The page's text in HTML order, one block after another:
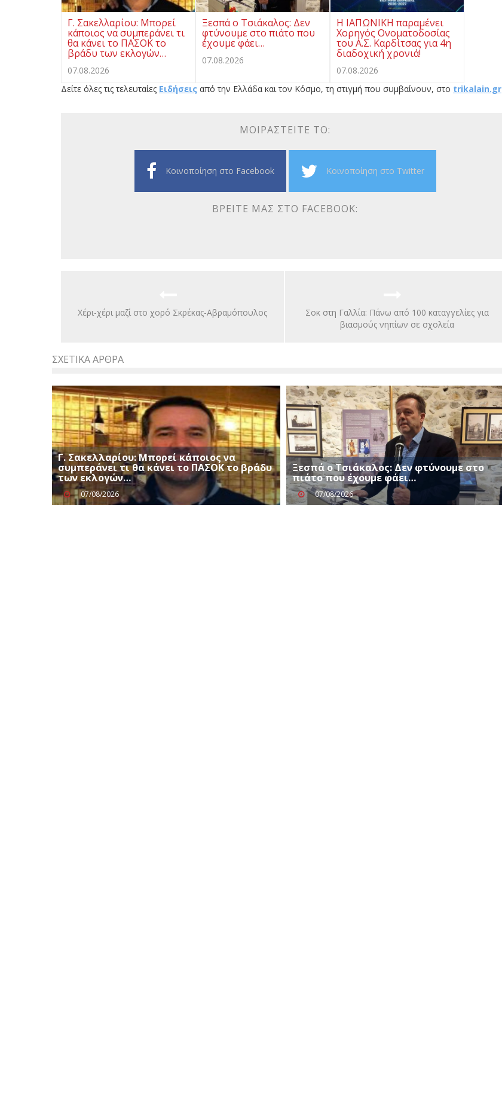
Γ. Σακελλαρίου: Μπορεί
κάποιος να συμπεράνει τι
θα κάνει το ΠΑΣΟΚ το
βράδυ των εκλογών…
07.08.2026
Ξεσπά ο Τσιάκαλος: Δεν
φτύνουμε στο πιάτο που
έχουμε φάει…
07.08.2026
Η ΙΑΠΩΝΙΚΗ παραμένει
Χορηγός Ονοματοδοσίας
του Α.Σ. Καρδίτσας για 4η
διαδοχική χρονιά!
07.08.2026
Δείτε όλες τις τελευταίες Ειδήσεις από την Ελλάδα και τον Κόσμο, τη στιγμή που συμβαίνουν, στο trikalain.gr
ΜΟΙΡΑΣΤΕΊΤΕ ΤΟ:
Κοινοποίηση στο Facebook Κοινοποίηση στο Twitter
ΒΡΕΊΤΕ ΜΑΣ ΣΤΟ FACEBOOK:
Χέρι-χέρι μαζί στο χορό Σκρέκας-Αβραμόπουλος
Σοκ στη Γαλλία: Πάνω από 100 καταγγελίες για
βιασμούς νηπίων σε σχολεία
ΣΧΕΤΙΚΆ ΆΡΘΡΑ
Γ. Σακελλαρίου: Μπορεί κάποιος να
συμπεράνει τι θα κάνει το ΠΑΣΟΚ το βράδυ
των εκλογών…
07/08/2026
Ξεσπά ο Τσιάκαλος: Δεν φτύνουμε στο
πιάτο που έχουμε φάει…
07/08/2026